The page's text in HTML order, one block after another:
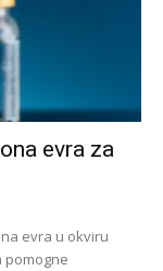
evra za
evra u okviru
pomogne